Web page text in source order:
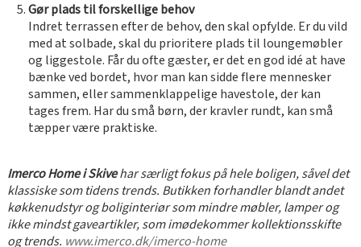
Gør plads til forskellige behov
Indret terrassen efter de behov, den skal opfylde. Er du vild
med at solbade, skal du prioritere plads til loungemøbler
og liggestole. Får du ofte gæster, er det en god idé at have
bænke ved bordet, hvor man kan sidde flere mennesker
sammen, eller sammenklappelige havestole, der kan
tages frem. Har du små børn, der kravler rundt, kan små
tæpper være praktiske.
Imerco Home i Skivehar særligt fokus på hele boligen, såvel det
klassiske som tidens trends. Butikken forhandler blandt andet
køkkenudstyr og boliginteriør som mindre møbler, lamper og
ikke mindst gaveartikler, som imødekommer kollektionsskifte
og trends. www.imerco.dk/imerco-home